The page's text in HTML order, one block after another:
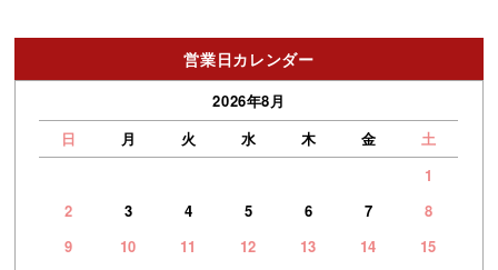
営業日カレンダー
2026年8月
日
月 火 水 木 金
土
1
2
3 4 5 6 7
8
9
10 11 12 13 14
15